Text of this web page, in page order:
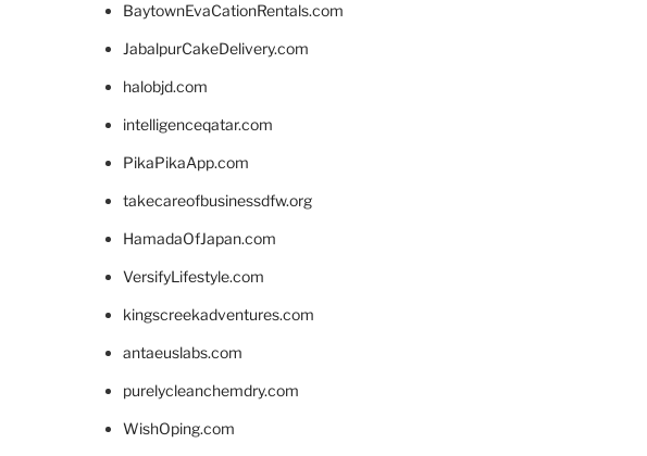
BaytownEvaCationRentals.com
JabalpurCakeDelivery.com
halobjd.com
intelligenceqatar.com
PikaPikaApp.com
takecareofbusinessdfw.org
HamadaOfJapan.com
VersifyLifestyle.com
kingscreekadventures.com
antaeuslabs.com
purelycleanchemdry.com
WishOping.com